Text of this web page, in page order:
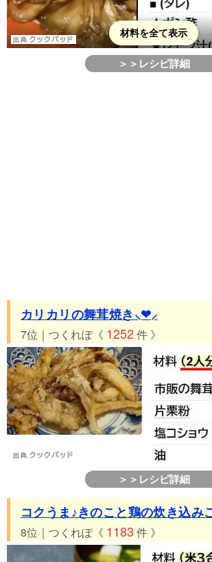
材料を全て表示
＞＞レシピ詳細
カリカリの舞茸焼き⸜❤︎⸝‍
7位｜つくれぽ《 1252 件 》
＞＞レシピ詳細
コクうま♪きのこと鶏の炊き込み
8位｜つくれぽ《 1183 件 》